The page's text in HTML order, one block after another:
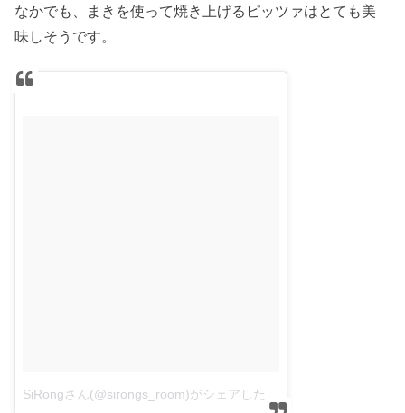
なかでも、まきを使って焼き上げるピッツァはとても美
味しそうです。